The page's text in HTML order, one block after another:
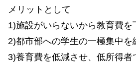
メリットとして
1)施設がいらないから教育費を
2)都市部への学生の一極集中を
3)養育費を低減させ、低所得者